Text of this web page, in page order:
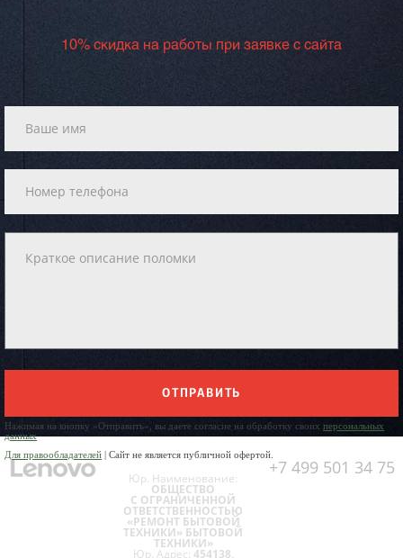
10% скидка на работы при заявке с сайта
ОТПРАВИТЬ
Нажимая на кнопку «Отправить», вы даете согласие на обработку своих персональных
данных
Для правообладателей | Сайт не является публичной офертой.
+7 499 501 34 75
Юр. Наименование:
ОБЩЕСТВО
С ОГРАНИЧЕННОЙ
ОТВЕТСТВЕННОСТЬЮ
«РЕМОНТ БЫТОВОЙ
ТЕХНИКИ» БЫТОВОЙ
ТЕХНИКИ»
Юр. Адрес: 454138,